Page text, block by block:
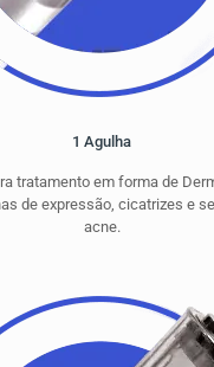
1 Agulha
tratamento em forma de
de expressão, cicatrizes e
acne.